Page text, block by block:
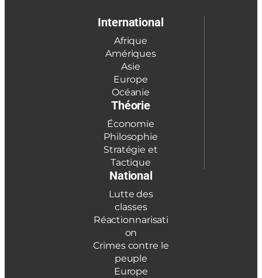
International
Afrique
Amériques
Asie
Europe
Océanie
Théorie
Économie
Philosophie
Stratégie et
Tactique
National
Lutte des
classes
Réactionnarisati
on
Crimes contre le
peuple
Europe